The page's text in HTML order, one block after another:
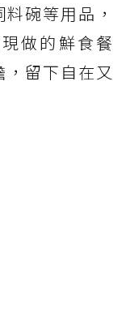
碗等用品，
做的鮮食餐
留下自在又